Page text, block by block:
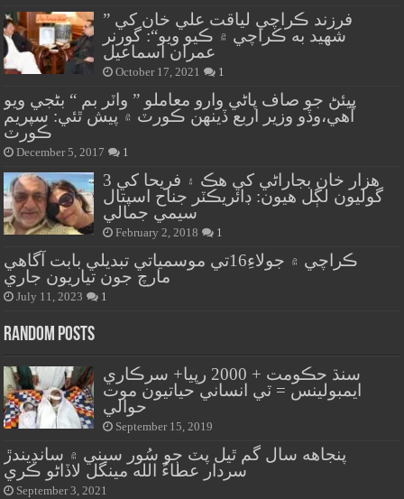
” فرزند ڪراچي لياقت علي خان کي
شهيد به ڪراچي ۾ ڪيو ويو“: گورنر
عمران اسماعيل
October 17, 2021 1
پيئڻ جو صاف پاڻي وارو معاملو ” واٽر بم “ بڻجي ويو
آهي،وڏو وزير اربع ڏينهن ڪورٽ ۾ پيش ٿئي: سپريم
ڪورٽ
December 5, 2017 1
هزار خان بجاراڻي کي هڪ ۽ فريحا کي 3
گوليون لڳل هيون: ڊائريڪٽر جناح اسپتال
سيمي جمالي
February 2, 2018 1
ڪراچي ۾ جولاءِ16تي موسمياتي تبديلي بابت آگاهي
مارچ جون تياريون جاري
July 11, 2023 1
Random Posts
سنڌ حڪومت + 2000 رپيا+ سرڪاري
ايمبولينس = ٽي انساني حياتيون موت
حوالي
September 15, 2019
پنجاهه سال گم ٿيل پٽ جو سُور سيني ۾ سانڍيندڙ
سردار عطاءُ الله مينگل لاڏاڻو ڪري
September 3, 2021